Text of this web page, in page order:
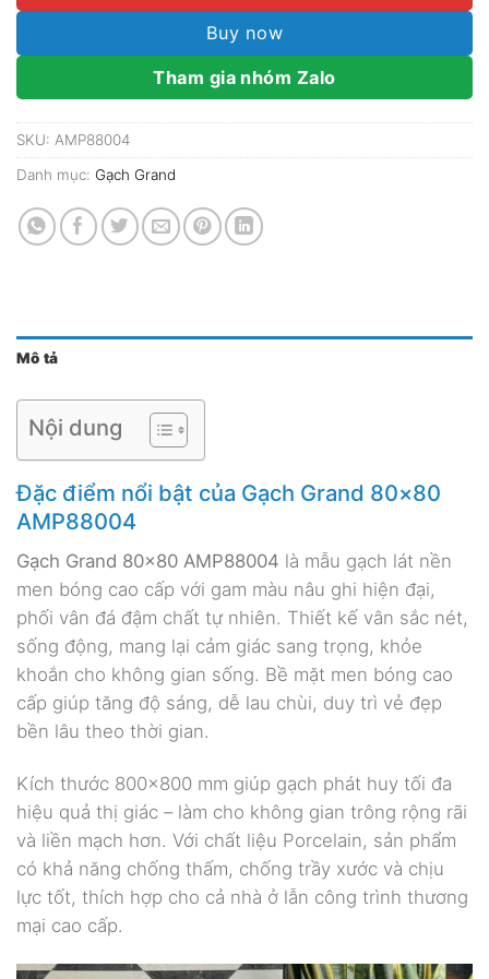
Buy now
Tham gia nhóm Zalo
SKU: AMP88004
Danh mục: Gạch Grand
Mô tả
Nội dung
Đặc điểm nổi bật của Gạch Grand 80×80
AMP88004
Gạch Grand 80×80 AMP88004 là mẫu gạch lát nền
men bóng cao cấp với gam màu nâu ghi hiện đại,
phối vân đá đậm chất tự nhiên. Thiết kế vân sắc nét,
sống động, mang lại cảm giác sang trọng, khỏe
khoắn cho không gian sống. Bề mặt men bóng cao
cấp giúp tăng độ sáng, dễ lau chùi, duy trì vẻ đẹp
bền lâu theo thời gian.
Kích thước 800×800 mm giúp gạch phát huy tối đa
hiệu quả thị giác – làm cho không gian trông rộng rãi
và liền mạch hơn. Với chất liệu Porcelain, sản phẩm
có khả năng chống thấm, chống trầy xước và chịu
lực tốt, thích hợp cho cả nhà ở lẫn công trình thương
mại cao cấp.